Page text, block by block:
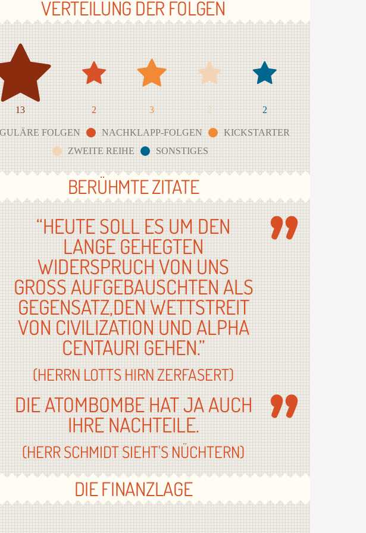
VERTEILUNG DER FOLGEN
13 2 3 2 2
FOLGEN NACHKLAPP-FOLGEN
KICKSTARTER
ZWEITE REIHE
SONSTIGES
BERÜHMTE ZITATE
“HEUTE SOLL ES UM DEN
LANGE GEHEGTEN
WIDERSPRUCH VON UNS
GROSS AUFGEBAUSCHTEN ALS G
EGENSATZ,DEN WETTSTREIT V
ON CIVILIZATION UND ALPHA C
ENTAURI GEHEN.”
(HERRN LOTTS HIRN ZERFASERT)
DIE ATOMBOMBE HAT JA AUCH
IHRE NACHTEILE.
(HERR SCHMIDT SIEHT'S NÜCHTERN)
DIE FINANZLAGE